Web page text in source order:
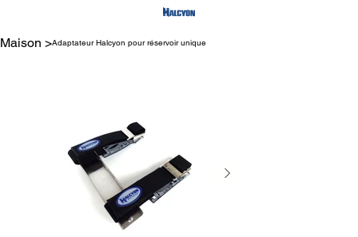
Maison >Adaptateur Halcyon pour réservoir unique